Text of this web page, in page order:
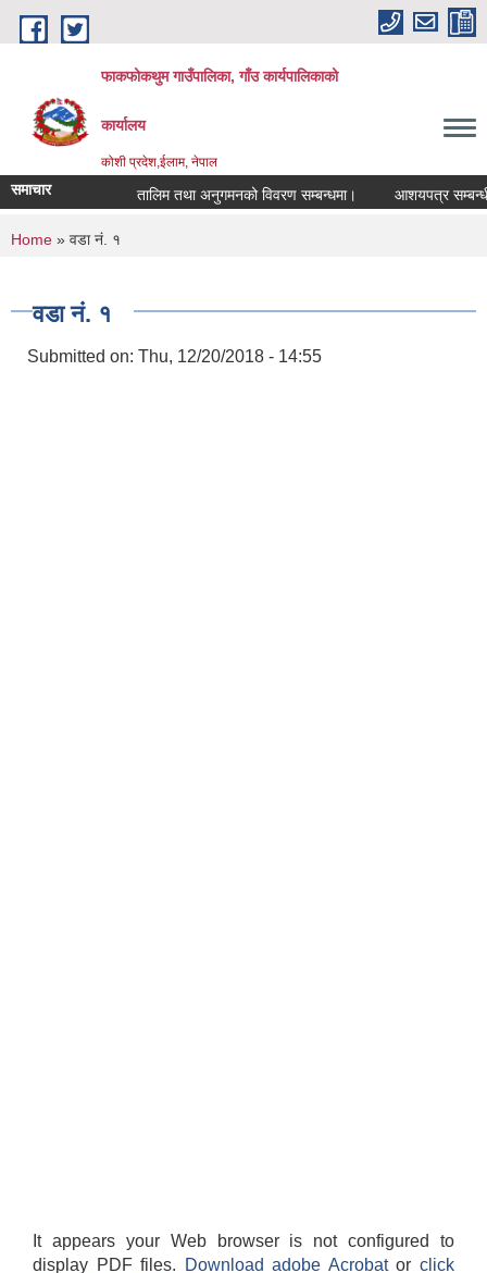
Skip to main content
फाकफोकथुम गाउँपालिका, गाँउ कार्यपालिकाको
कार्यालय
कोशी प्रदेश,ईलाम, नेपाल
समाचार तालिम तथा अनुगमनको विवरण सम्बन्धमा। आशयपत्र सम्बन्धी
You are here
Home » वडा नं. १
वडा नं. १
Submitted on: Thu, 12/20/2018 - 14:55
It appears your Web browser is not configured to
display PDF files.
Download adobe Acrobatorclick